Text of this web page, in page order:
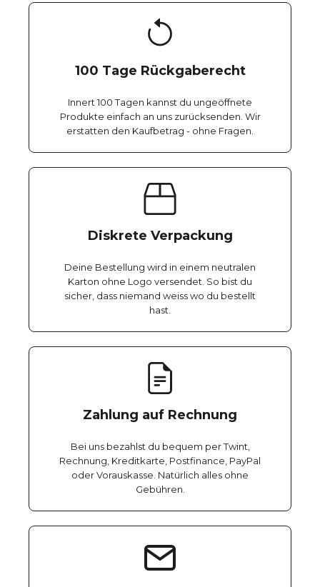
100 Tage Rückgaberecht
Innert 100 Tagen kannst du ungeöffnete
Produkte einfach an uns zurücksenden. Wir
erstatten den Kaufbetrag - ohne Fragen.
Diskrete Verpackung
Deine Bestellung wird in einem neutralen
Karton ohne Logo versendet. So bist du
sicher, dass niemand weiss wo du bestellt
hast.
Zahlung auf Rechnung
Bei uns bezahlst du bequem per Twint,
Rechnung, Kreditkarte, Postfinance, PayPal
oder Vorauskasse. Natürlich alles ohne
Gebühren.